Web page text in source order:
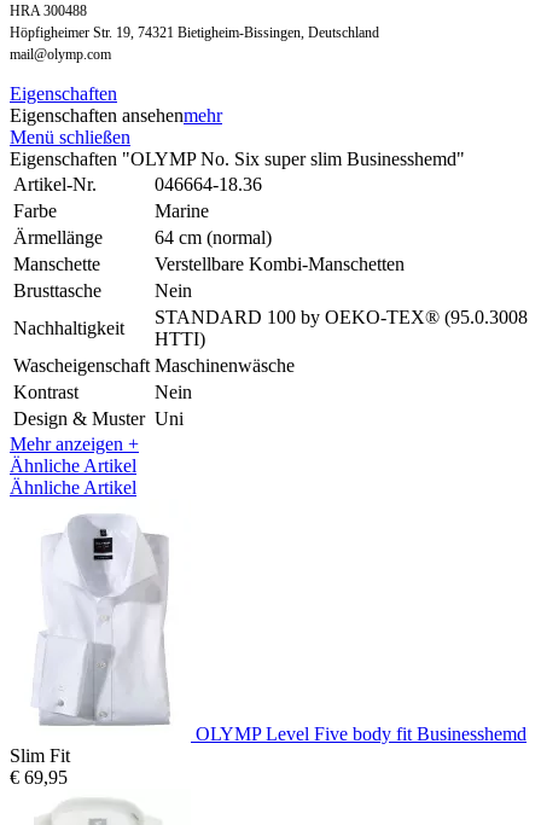
HRA 300488
Höpfigheimer Str. 19, 74321 Bietigheim-Bissingen, Deutschland
mail@olymp.com
Eigenschaften
Eigenschaften ansehenmehr
Menü schließen
Eigenschaften "OLYMP No. Six super slim Businesshemd"
Artikel-Nr.
046664-18.36
Farbe
Marine
Ärmellänge
64 cm (normal)
Manschette
Verstellbare Kombi-Manschetten
Brusttasche
Nein
Nachhaltigkeit
STANDARD 100 by OEKO-TEX® (95.0.3008
HTTI)
Wascheigenschaft Maschinenwäsche
Kontrast
Nein
Design & Muster Uni
Mehr anzeigen +
Ähnliche Artikel
Ähnliche Artikel
OLYMP Level Five body fit Businesshemd
Slim Fit
€ 69,95